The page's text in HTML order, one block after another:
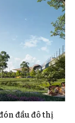
đầu đô thị